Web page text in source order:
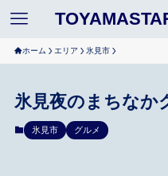
ホーム エリア 氷見市
氷見夜のまちなか
氷見市 グルメ